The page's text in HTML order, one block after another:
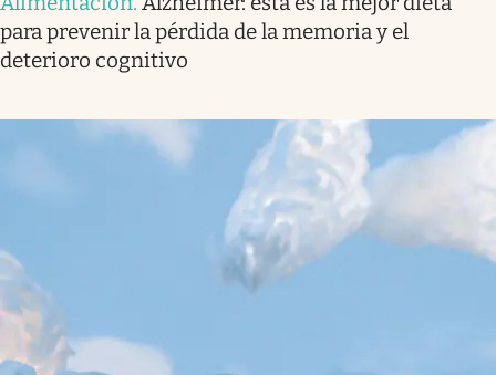
para prevenir la pérdida de la memoria y el
deterioro cognitivo